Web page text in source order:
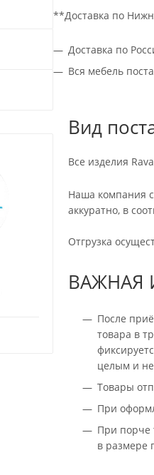
**Доставка по
Доставка по
Вся мебель
Вид
Все изделия
Наша компания
аккуратно, в
Отгрузка
ВАЖНАЯ
После
товара в
целым и
Товары
При
При порче
в размере